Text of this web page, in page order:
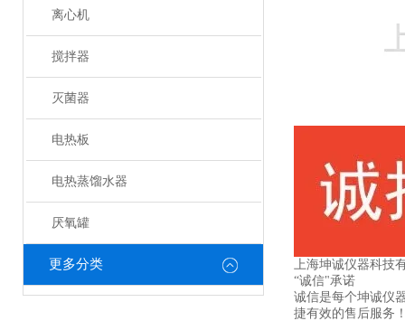
离心机
搅拌器
灭菌器
电热板
电热蒸馏水器
厌氧罐
更多分类
上海坤
“诚信"承诺
诚信是每个坤诚仪
捷有效的售后服务